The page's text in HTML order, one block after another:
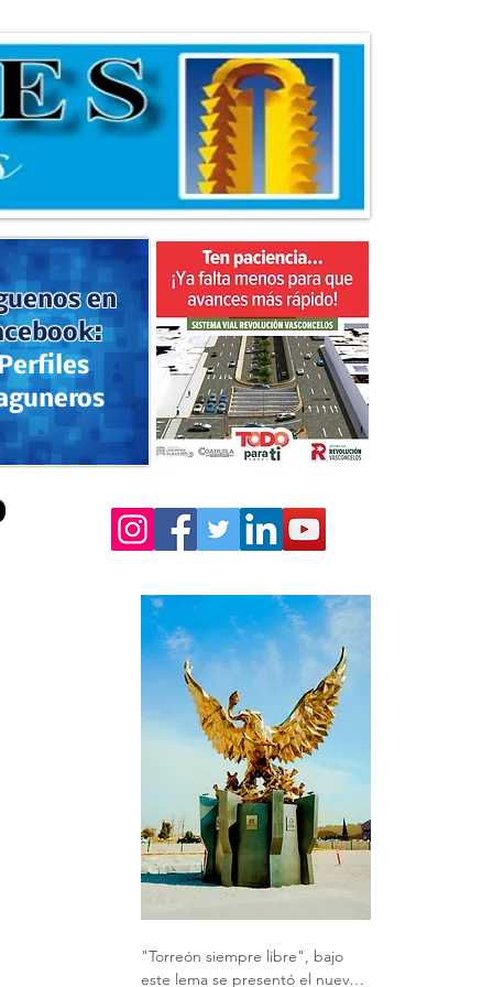
en
"Torreón siempre libre", bajo
este lema se presentó el nuevo